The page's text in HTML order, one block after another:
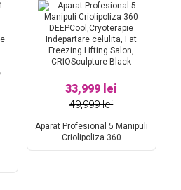
33,999 lei
49,999 lei
Aparat Profesional 5 Manipuli
Criolipoliza 360